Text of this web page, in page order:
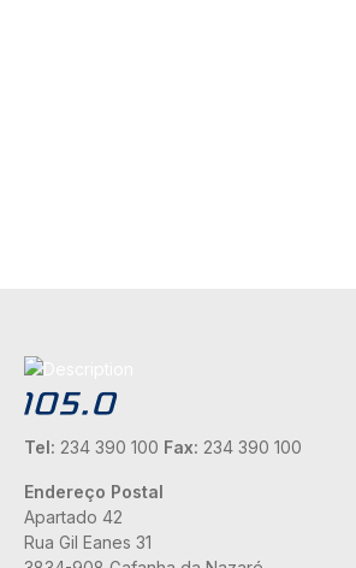
Tel: 234 390 100 Fax: 234 390 100
Endereço Postal
Apartado 42
Rua Gil Eanes 31